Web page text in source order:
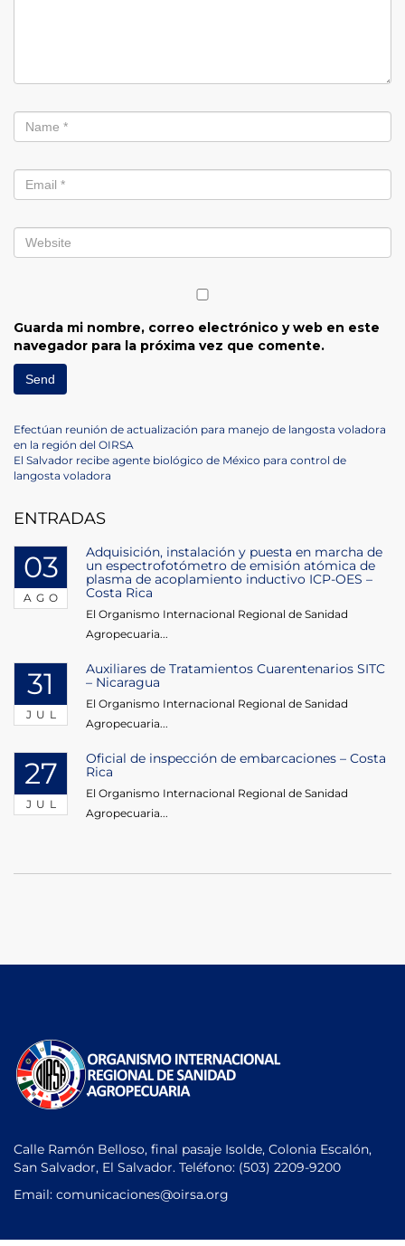
Guarda mi nombre, correo electrónico y web en este
navegador para la próxima vez que comente.
Navegación
de
Previous
Post
Efectúan reunión de actualización para manejo de langosta voladora
en la región del OIRSA
Next
Post
El Salvador recibe agente biológico de México para control de
langosta voladora
ENTRADAS
03
AGO
Adquisición, instalación y puesta en marcha de
un espectrofotómetro de emisión atómica de
plasma de acoplamiento inductivo ICP-OES –
Costa Rica
El Organismo Internacional Regional de Sanidad
Agropecuaria...
31
JUL
Auxiliares de Tratamientos Cuarentenarios SITC
– Nicaragua
El Organismo Internacional Regional de Sanidad
Agropecuaria...
27
JUL
Oficial de inspección de embarcaciones – Costa
Rica
El Organismo Internacional Regional de Sanidad
Agropecuaria...
Calle Ramón Belloso, final pasaje Isolde, Colonia Escalón,
San Salvador, El Salvador. Teléfono: (503) 2209-9200
Email: comunicaciones@oirsa.org